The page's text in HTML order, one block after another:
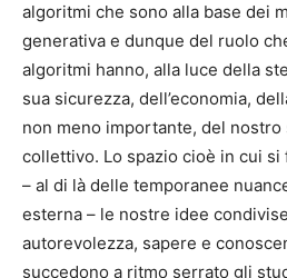
algoritmi che sono alla base dei
generativa e dunque del ruolo
algoritmi hanno, alla luce della
sua sicurezza, dell’economia,
non meno importante, del
collettivo. Lo spazio cioè in cui si
– al di là delle temporanee
esterna – le nostre idee
autorevolezza, sapere e
succedono a ritmo serrato gli